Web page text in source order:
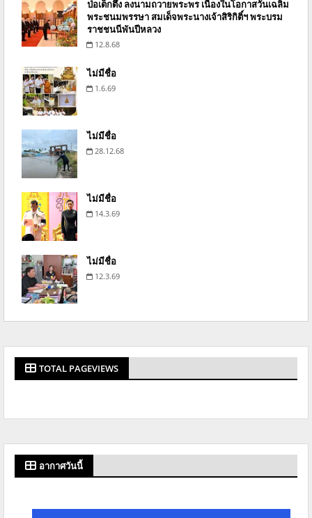
ป่อเต็กตึ๊ง ลงนามถวายพระพร เนื่องในโอกาสวันเฉลิม
พระชนมพรรษา สมเด็จพระนางเจ้าสิริกิติ์ฯ พระบรม
ราชชนนีพันปีหลวง
12.8.68
ไม่มีชื่อ
1.6.69
ไม่มีชื่อ
28.12.68
ไม่มีชื่อ
14.3.69
ไม่มีชื่อ
12.3.69
TOTAL PAGEVIEWS
อากาศวันนี้